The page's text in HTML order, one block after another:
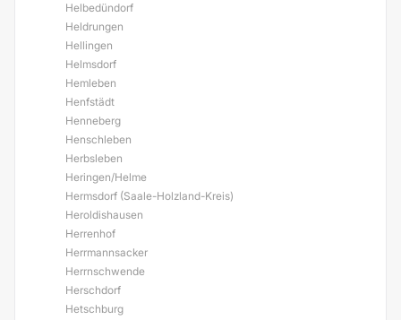
Helbedündorf
Heldrungen
Hellingen
Helmsdorf
Hemleben
Henfstädt
Henneberg
Henschleben
Herbsleben
Heringen/Helme
Hermsdorf (Saale-Holzland-Kreis)
Heroldishausen
Herrenhof
Herrmannsacker
Herrnschwende
Herschdorf
Hetschburg